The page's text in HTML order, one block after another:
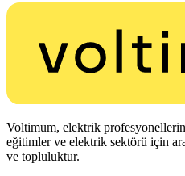
Voltimum, elektrik
eğitimler ve elektrik sektörü için
ve topluluktur.